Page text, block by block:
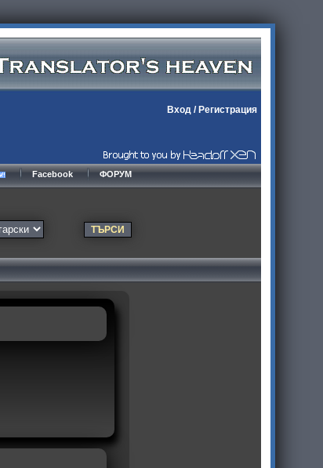
Вход/ Регистрация
Facebook ФОРУМ